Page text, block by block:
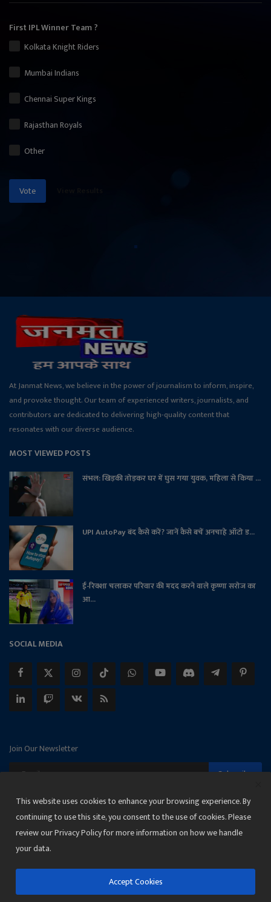
First IPL Winner Team ?
Kolkata Knight Riders
Mumbai Indians
Chennai Super Kings
Rajasthan Royals
Other
Vote
At Janmat News, we believe in the power of journalism to inform, inspire,
and provoke thought. Our team of experienced writers, journalists, and
contributors are dedicated to delivering high-quality content that
resonates with our diverse audience.
MOST VIEWED POSTS
संभल: खिड़की तोड़कर घर में घुस गया युवक, महिला से किया ...
UPI AutoPay बंद कैसे करें? जानें कैसे बचें अनचाहे ऑटो ड...
ई-रिक्शा चलाकर परिवार की मदद करने वाले कृष्णा सरोज का
आ...
SOCIAL MEDIA
Join Our Newsletter
Subscribe
Terms & Conditions
Privacy
This website uses cookies to enhance your browsing experience. By
continuing to use this site, you consent to the use of cookies. Please
review our Privacy Policy for more information on how we handle
your data.
Accept Cookies